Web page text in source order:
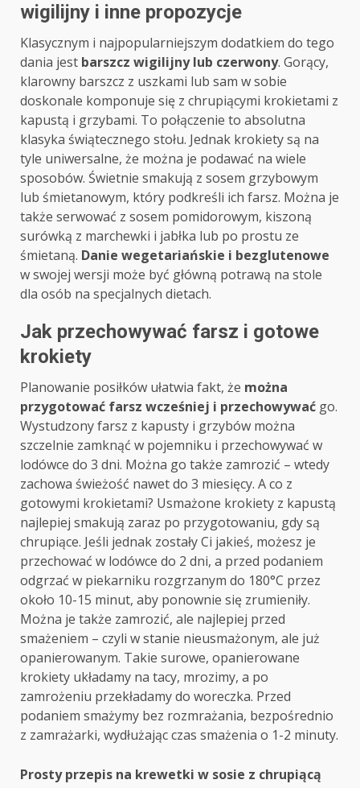
wigilijny i inne propozycje
Klasycznym i najpopularniejszym dodatkiem do tego
dania jest barszcz wigilijny lub czerwony. Gorący,
klarowny barszcz z uszkami lub sam w sobie
doskonale komponuje się z chrupiącymi krokietami z
kapustą i grzybami. To połączenie to absolutna
klasyka świątecznego stołu. Jednak krokiety są na
tyle uniwersalne, że można je podawać na wiele
sposobów. Świetnie smakują z sosem grzybowym
lub śmietanowym, który podkreśli ich farsz. Można je
także serwować z sosem pomidorowym, kiszoną
surówką z marchewki i jabłka lub po prostu ze
śmietaną. Danie wegetariańskie i bezglutenowe
w swojej wersji może być główną potrawą na stole
dla osób na specjalnych dietach.
Jak przechowywać farsz i gotowe
krokiety
Planowanie posiłków ułatwia fakt, że można
przygotować farsz wcześniej i przechowywać go.
Wystudzony farsz z kapusty i grzybów można
szczelnie zamknąć w pojemniku i przechowywać w
lodówce do 3 dni. Można go także zamrozić – wtedy
zachowa świeżość nawet do 3 miesięcy. A co z
gotowymi krokietami? Usmażone krokiety z kapustą
najlepiej smakują zaraz po przygotowaniu, gdy są
chrupiące. Jeśli jednak zostały Ci jakieś, możesz je
przechować w lodówce do 2 dni, a przed podaniem
odgrzać w piekarniku rozgrzanym do 180°C przez
około 10-15 minut, aby ponownie się zrumieniły.
Można je także zamrozić, ale najlepiej przed
smażeniem – czyli w stanie nieusmażonym, ale już
opanierowanym. Takie surowe, opanierowane
krokiety układamy na tacy, mrozimy, a po
zamrożeniu przekładamy do woreczka. Przed
podaniem smażymy bez rozmrażania, bezpośrednio
z zamrażarki, wydłużając czas smażenia o 1-2 minuty.
Post
Prosty przepis na krewetki w sosie z chrupiącą